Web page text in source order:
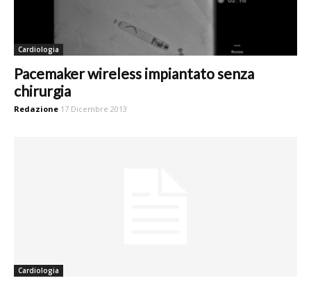
Cardiologia
Pacemaker wireless impiantato senza
chirurgia
Redazione 17 Dicembre 2013
Cardiologia